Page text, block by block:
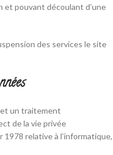
et pouvant découlant d’une
des services le site
et un traitement
de la vie privée
1978 relative à l’informatique,